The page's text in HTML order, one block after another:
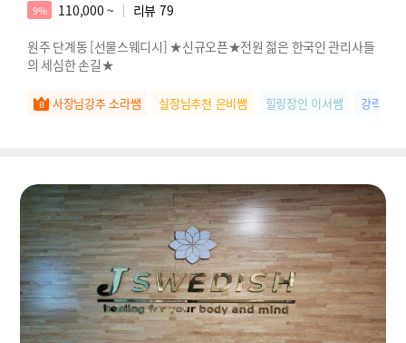
9% 110,000 ~ 리뷰 79
원주 단계동 [선물스웨디시] ★신규오픈★전원 젊은 한국인 관리사들
의 세심한 손길★
사장님강추 소라쌤 실장님추천 은비쌤 힐링장인 이서쌤 강력추